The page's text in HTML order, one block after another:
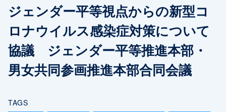
ジェンダー平等視点からの新型コ
ロナウイルス感染症対策について
協議 ジェンダー平等推進本部・
男女共同参画推進本部合同会議
TAGS